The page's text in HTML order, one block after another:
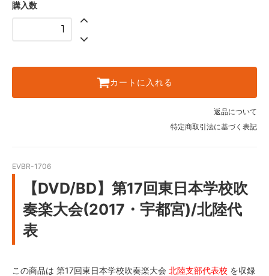
購入数
カートに入れる
返品について
特定商取引法に基づく表記
EVBR-1706
【DVD/BD】第17回東日本学校吹
奏楽大会(2017・宇都宮)/北陸代
表
この商品は 第17回東日本学校吹奏楽大会 北陸支部代表校 を収録